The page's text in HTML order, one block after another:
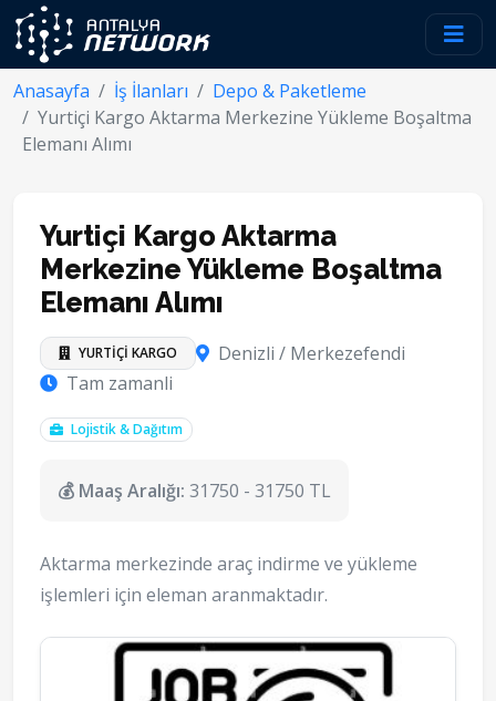
Anasayfa İş İlanları
Depo & Paketleme
Yurtiçi Kargo Aktarma Merkezine Yükleme Boşaltma
Elemanı Alımı
Yurtiçi Kargo Aktarma
Merkezine Yükleme Boşaltma
Elemanı Alımı
YURTİÇİ KARGO
Denizli / Merkezefendi
Tam zamanli
Lojistik & Dağıtım
💰 Maaş Aralığı: 31750 - 31750 TL
Aktarma merkezinde araç indirme ve yükleme
işlemleri için eleman aranmaktadır.